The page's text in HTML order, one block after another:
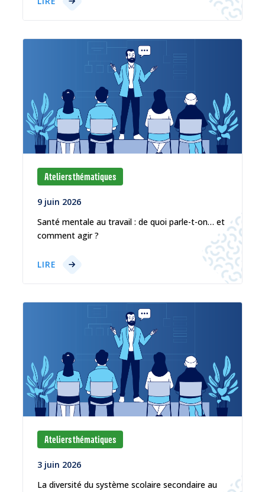
Ateliers thématiques
9 juin 2026
Santé mentale au travail : de quoi parle-t-on… et
comment agir ?
LIRE
Ateliers thématiques
3 juin 2026
La diversité du système scolaire secondaire au